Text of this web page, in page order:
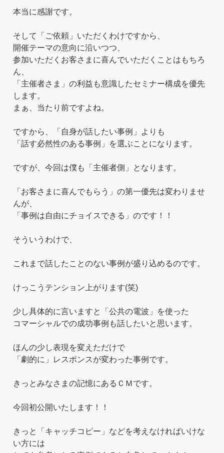
本当に感謝です。
そして「ご依頼」いただくわけですから、
開催テーマの意向に沿いつつ、
参加いただくお客さまに喜んでいただくことはもちろ
ん、
「主催者さま」の利益も意識したセミナー構成を優先
します。
まぁ、当たり前ですよね。
ですから、「自身が話したい事例」よりも
「話す必然性のある事例」を選ぶことになります。
ですが、今回は僕も「主催者側」となります。
「お客さまに喜んでもらう」の第一優先は変わりませ
んが、
「事例は自由にチョイスできる」のです！！
そういうわけで、
これまで話したことのない事例が盛り込めるのです。
けっこうテンション上がります(笑)
少し具体的に言いますと「公共の電波」を使った
コマーシャルでの成功事例も話したいと思います。
ほんの少し表現を変えただけで
「劇的に」レスポンスが変わった事例です。
きっとみなさまの記憶にあるＣＭです。
今回初公開いたします！！
きっと「キャッチコピー」などを考えなければいけな
い方には